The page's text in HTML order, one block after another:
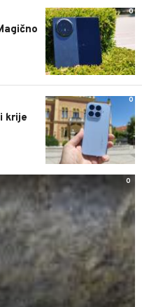
0
0
krije
0